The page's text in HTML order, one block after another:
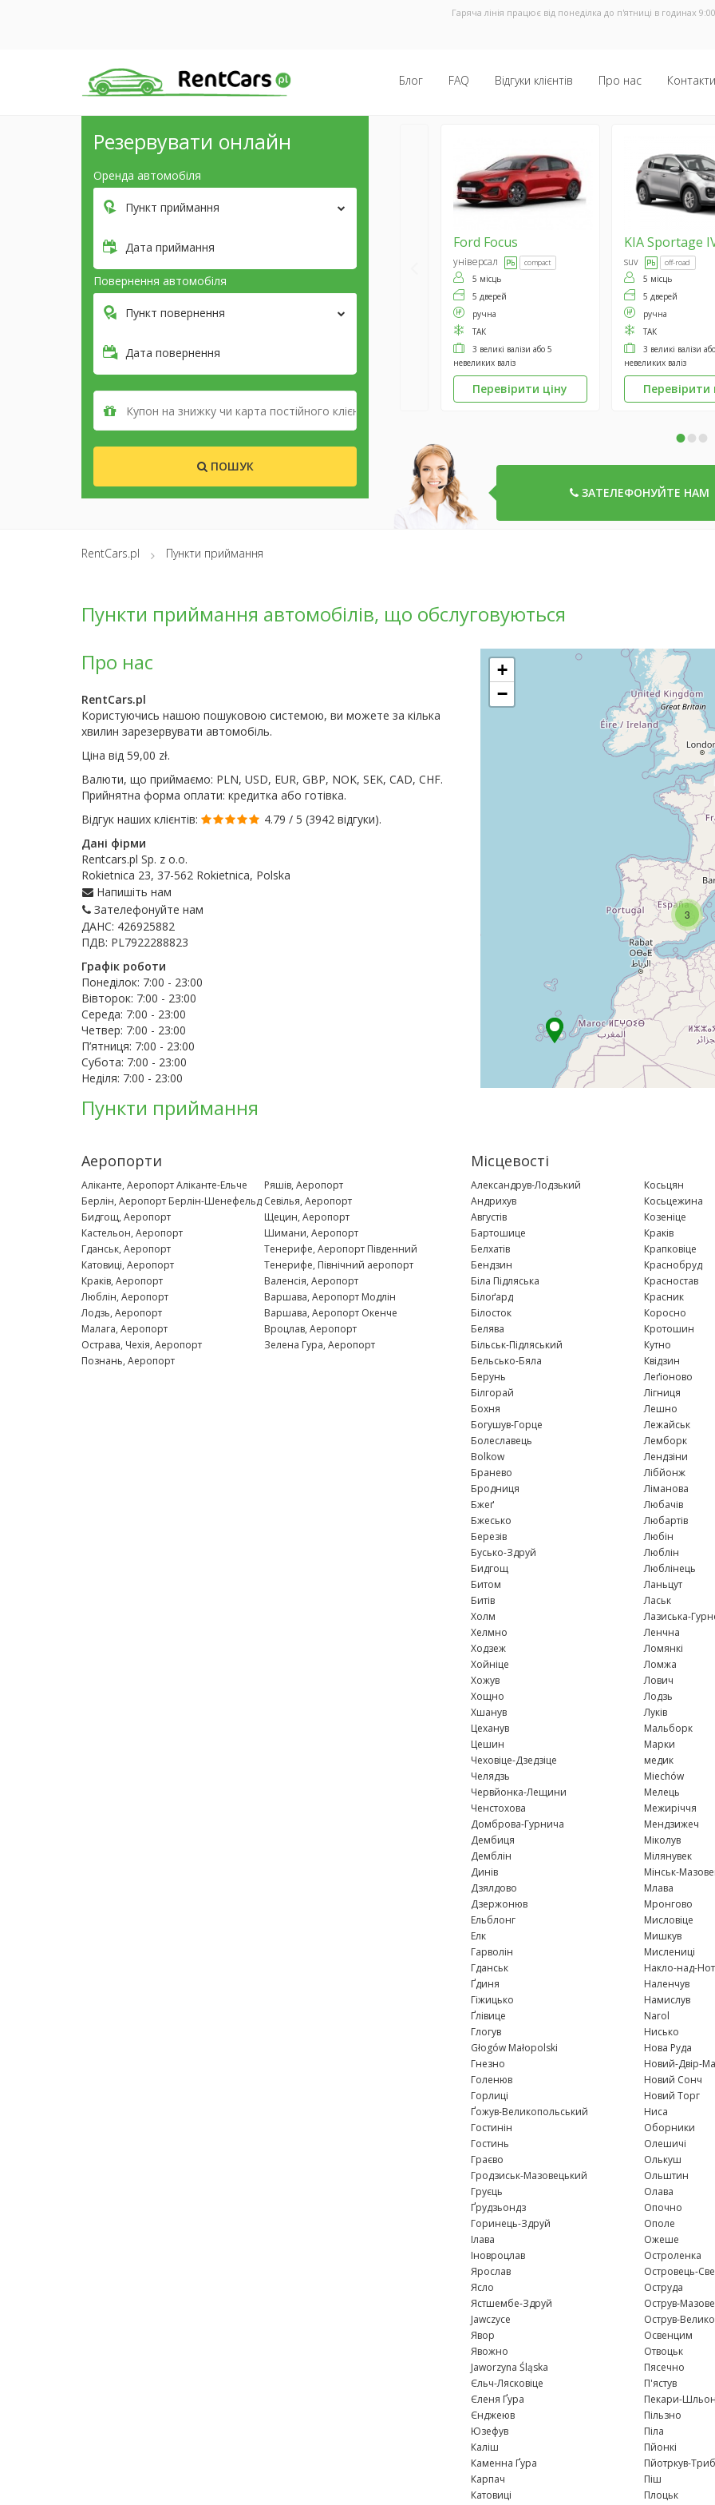
Гаряча лінія працює від понеділка до п'ятниці в годинах
Блог FAQ Відгуки клієнтів Про нас Контакти
Резервувати онлайн
Оренда автомобіля
Пункт приймання
Дата приймання
Повернення автомобіля
Пункт повернення
Дата повернення
ПОШУК
Ford Focus
універсал compact
5 місць
5 дверей
ручна
ТАК
3 великі валізи або 5
невеликих валіз
Перевірити ціну
KIASportage
suv off-road
5 місць
5 дверей
ручна
ТАК
3 великі валізи
невеликих валіз
Перевірити
•••
ЗАТЕЛЕФОНУЙТЕ НАМ
RentCars.pl Пункти приймання
Пункти приймання автомобілів, що обслуговуються
3
+
−
Про нас
RentCars.pl
Користуючись нашою пошуковою системою, ви можете за кілька
хвилин зарезервувати автомобіль.
Ціна від 59,00 zł.
Валюти, що приймаємо: PLN, USD, EUR, GBP, NOK, SEK, CAD, CHF.
Прийнятна форма оплати: кредитка або готівка.
Відгук наших клієнтів:
4.79 / 5 (3942 відгуки).
Дані фірми
Rentcars.pl Sp. z o.o.
Rokietnica 23, 37-562 Rokietnica, Polska
Напишіть нам
Зателефонуйте нам
ДАНС: 426925882
ПДВ: PL7922288823
Графік роботи
Понеділок: 7:00 - 23:00
Вівторок: 7:00 - 23:00
Середа: 7:00 - 23:00
Четвер: 7:00 - 23:00
П’ятниця: 7:00 - 23:00
Субота: 7:00 - 23:00
Неділя: 7:00 - 23:00
Пункти приймання
Аеропорти
Аліканте, Аеропорт Аліканте-Ельче
Берлін, Аеропорт Берлін-Шенефельд
Бидгощ, Аеропорт
Кастельон, Аеропорт
Гданськ, Аеропорт
Катовиці, Аеропорт
Краків, Аеропорт
Люблін, Аеропорт
Лодзь, Аеропорт
Малага, Аеропорт
Острава, Чехія, Аеропорт
Познань, Аеропорт
Ряшів, Аеропорт
Севілья, Аеропорт
Щецин, Аеропорт
Шимани, Аеропорт
Тенерифе, Аеропорт Південний
Тенерифе, Північний аеропорт
Валенсія, Аеропорт
Варшава, Аеропорт Модлін
Варшава, Аеропорт Окенче
Вроцлав, Аеропорт
Зелена Гура, Аеропорт
Місцевості
Александрув-Лодзький
Андрихув
Августів
Бартошице
Белхатів
Бендзин
Біла Підляська
Білоґард
Білосток
Белява
Більськ-Підляський
Бельсько-Бяла
Берунь
Білгорай
Бохня
Богушув-Горце
Болеславець
Bolkow
Бранево
Бродниця
Бжеґ
Бжесько
Березів
Бусько-Здруй
Бидгощ
Битом
Битів
Холм
Хелмно
Ходзеж
Хойніце
Хожув
Хощно
Хшанув
Цеханув
Цешин
Чеховіце-Дзедзіце
Челядзь
Червйонка-Лещини
Ченстохова
Домброва-Гурнича
Дембиця
Демблін
Динів
Дзялдово
Дзержонюв
Ельблонг
Елк
Гарволін
Гданськ
Ґдиня
Гіжицько
Ґлівице
Глогув
Głogów Małopolski
Гнезно
Голенюв
Горлиці
Ґожув-Великопольський
Гостинін
Гостинь
Граєво
Гродзиськ-Мазовецький
Груєць
Ґрудзьондз
Горинець-Здруй
Ілава
Іновроцлав
Ярослав
Ясло
Ястшембе-Здруй
Jawczyce
Явор
Явожно
Jaworzyna Śląska
Єльч-Лясковіце
Єленя Ґура
Єнджеюв
Юзефув
Каліш
Каменна Ґура
Карпач
Катовиці
Косьцян
Косьцежина
Козеніце
Краків
Крапковіце
Краснобруд
Красностав
Красник
Коросно
Кротошин
Кутно
Квідзин
Леґіоново
Лігниця
Лешно
Лежайськ
Лемборк
Лендзіни
Лібйонж
Ліманова
Любачів
Любартів
Любін
Люблін
Люблінець
Ланьцут
Ласьк
Лазиська-
Ленчна
Ломянкі
Ломжа
Лович
Лодзь
Луків
Мальборк
Марки
медик
Miechów
Мелець
Межиріччя
Мендзижеч
Міколув
Мілянувек
Мінськ-
Млава
Мронгово
Мисловіце
Мишкув
Мислениці
Накло-над-
Наленчув
Намислув
Narol
Нисько
Нова Руда
Новий-Двір-
Новий Сонч
Новий Торг
Ниса
Оборники
Олешичі
Олькуш
Ольштин
Олава
Опочно
Ополе
Ожеше
Остроленка
Островець-
Оструда
Острув-
Острув-
Освенцим
Отвоцьк
Пясечно
П'ястув
Пекари-
Пільзно
Піла
Пйонкі
Пйотркув-
Піш
Плоцьк